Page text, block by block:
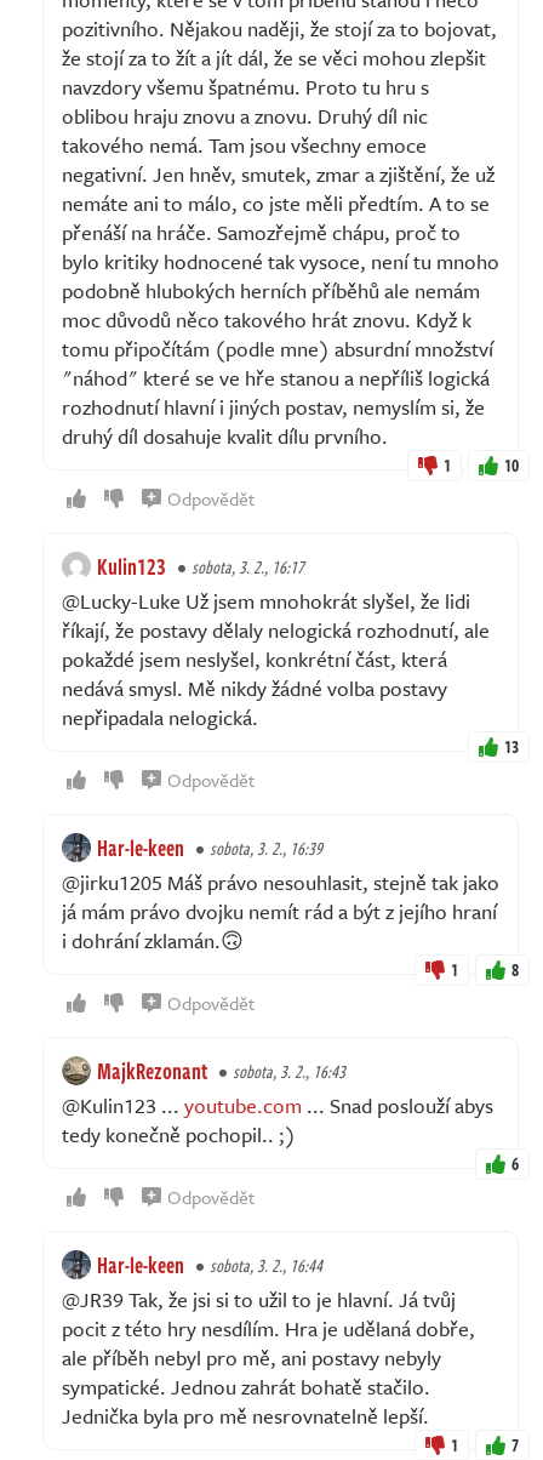
pozitivního. Nějakou naději, že stojí za to bojovat,
že stojí za to žít a jít dál, že se věci mohou zlepšit
navzdory všemu špatnému. Proto tu hru s
oblibou hraju znovu a znovu. Druhý díl nic
takového nemá. Tam jsou všechny emoce
negativní. Jen hněv, smutek, zmar a zjištění, že už
nemáte ani to málo, co jste měli předtím. A to se
přenáší na hráče. Samozřejmě chápu, proč to
bylo kritiky hodnocené tak vysoce, není tu mnoho
podobně hlubokých herních příběhů ale nemám
moc důvodů něco takového hrát znovu. Když k
tomu připočítám (podle mne) absurdní množství
"náhod" které se ve hře stanou a nepříliš logická
rozhodnutí hlavní i jiných postav, nemyslím si, že
druhý díl dosahuje kvalit dílu prvního.
1 10
Odpovědět
Kulin123 sobota, 3. 2., 16:17
@Lucky-Luke Už jsem mnohokrát slyšel, že lidi
říkají, že postavy dělaly nelogická rozhodnutí, ale
pokaždé jsem neslyšel, konkrétní část, která
nedává smysl. Mě nikdy žádné volba postavy
nepřipadala nelogická.
13
Odpovědět
Har-le-keen sobota, 3. 2., 16:39
@jirku1205 Máš právo nesouhlasit, stejně tak jako
já mám právo dvojku nemít rád a být z jejího hraní
i dohrání zklamán.🙃
1 8
Odpovědět
MajkRezonant sobota, 3. 2., 16:43
@Kulin123 ... youtube.com ... Snad poslouží abys
tedy konečně pochopil.. ;)
6
Odpovědět
Har-le-keen sobota, 3. 2., 16:44
@JR39 Tak, že jsi si to užil to je hlavní. Já tvůj
pocit z této hry nesdílím. Hra je udělaná dobře,
ale příběh nebyl pro mě, ani postavy nebyly
sympatické. Jednou zahrát bohatě stačilo.
Jednička byla pro mě nesrovnatelně lepší.
1 7